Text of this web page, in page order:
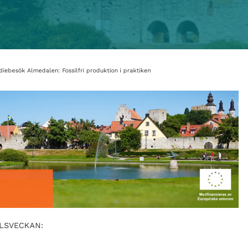
Almedalen: Fossilfri produktion i praktiken